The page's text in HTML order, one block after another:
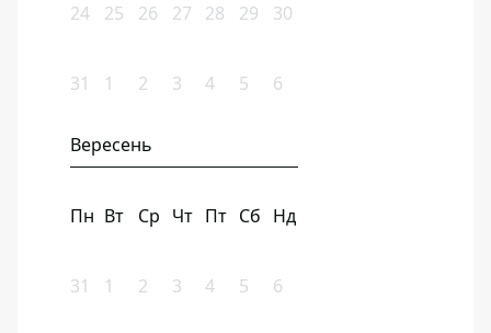
24 25 26 27 28 29 30
31 1 2 3 4 5 6
Вересень
Пн Вт Ср Чт Пт Сб Нд
31 1 2 3 4 5 6